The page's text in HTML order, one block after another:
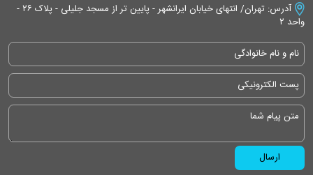
آدرس: تهران/ انتهای خیابان ایرانشهر - پایین تر از مسجد جلیلی - پلاک ۲۶ -
واحد ۲